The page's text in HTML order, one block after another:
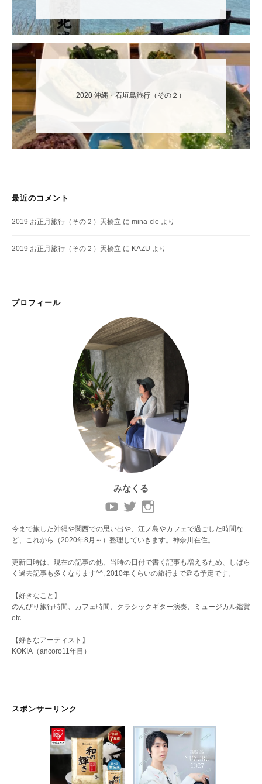
2020 沖縄・石垣島旅行（その２）
最近のコメント
2019 お正月旅行（その２）天橋立 に mina-cle より
2019 お正月旅行（その２）天橋立 に KAZU より
プロフィール
みなくる
今まで旅した沖縄や関西での思い出や、江ノ島やカフェで過ごした時間な
ど、これから（2020年8月～）整理していきます。神奈川在住。
更新日時は、現在の記事の他、当時の日付で書く記事も増えるため、しばら
く過去記事も多くなります^^; 2010年くらいの旅行まで遡る予定です。
【好きなこと】
のんびり旅行時間、カフェ時間、クラシックギター演奏、ミュージカル鑑賞
etc...
【好きなアーティスト】
KOKIA（ancoro11年目）
スポンサーリンク